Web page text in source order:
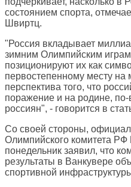
состоянием спорта,
Швиртц.
"Россия вкладывает
зимним Олимпийским играм
позиционируют их как
первостепенному месту
перспектива того, что
поражение и на родине,
россиян", - говорится в
Со своей стороны,
Олимпийского комитета
понедельник заявил, что
результаты в Ванкувере
спортивной